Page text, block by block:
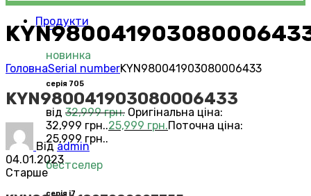
Продукти
новинка
серія 705
від 32,999грн. Оригінальна ціна:
32,999 грн..25,999 грн.Поточна ціна:
25,999 грн..
бестселер
серія i7
ГоловнаSerial numberKYN980041903080006433
KYN980041903080006433
Відadmin
04.01.2023
Старше